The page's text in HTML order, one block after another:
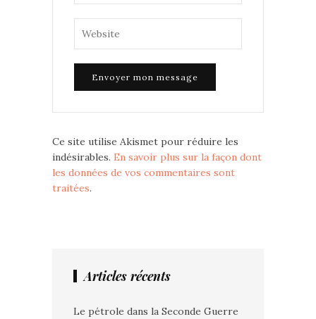
Ce site utilise Akismet pour réduire les
indésirables. En savoir plus sur la façon dont
les données de vos commentaires sont
traitées.
Articles récents
Le pétrole dans la Seconde Guerre